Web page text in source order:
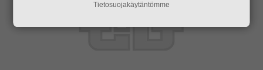
Tietosuojakäytäntömme